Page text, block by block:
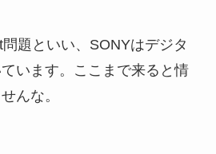
題といい、SONYはデジタ
います。ここまで来ると情
んな。